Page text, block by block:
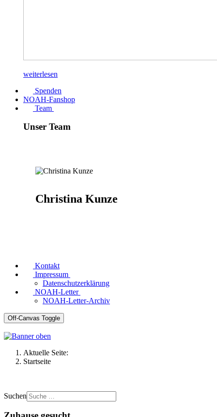
weiterlesen
Spenden
NOAH-Fanshop
Team
Unser Team
Christina Kunze
Kontakt
Impressum
Datenschutzerklärung
NOAH-Letter
NOAH-Letter-Archiv
Off-Canvas Toggle
Aktuelle Seite:
Startseite
Suchen